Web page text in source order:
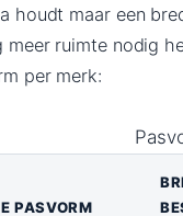
houdt maar een
meer ruimte nodig
per merk:
PASVORM